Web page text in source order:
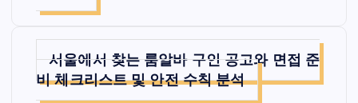
서울에서 찾는 룸알바 구인 공고와 면접 준
비 체크리스트 및 안전 수칙 분석